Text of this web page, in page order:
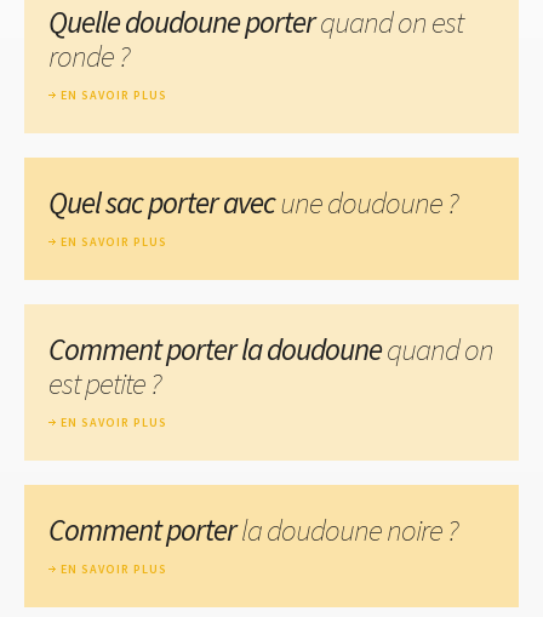
Quelle doudoune porterquand on est
ronde ?
EN SAVOIR PLUS
Quel sac porter avecune doudoune ?
EN SAVOIR PLUS
Comment porter la doudounequand on
est petite ?
EN SAVOIR PLUS
Comment porterla doudoune noire ?
EN SAVOIR PLUS